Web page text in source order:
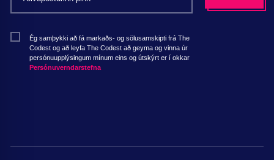
Ég samþykki að fá markaðs- og sölusamskipti frá The
Codest og að leyfa The Codest að geyma og vinna úr
persónuupplýsingum mínum eins og útskýrt er í okkar
Persónuverndarstefna